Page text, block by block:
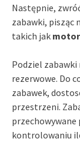
Następnie,
zabawki, pisząc
takich jak
Podziel zabawki
rezerwowe. Do
zabawek,
przestrzeni.
przechowywane
kontrolowaniu